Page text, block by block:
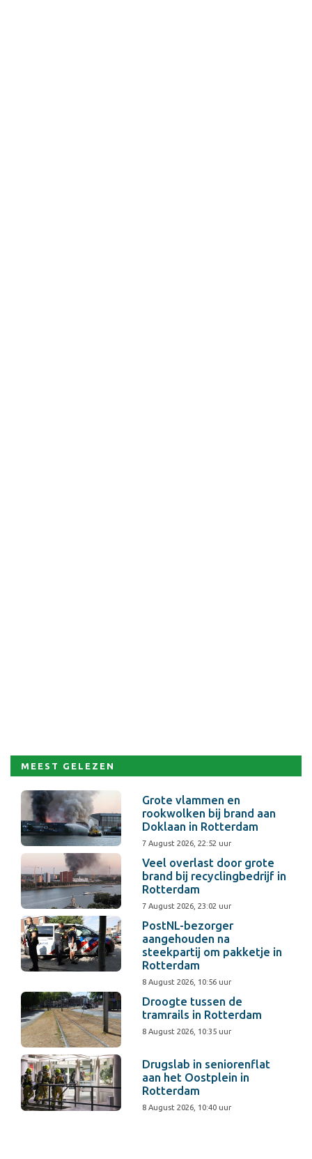
MEEST GELEZEN
Grote vlammen en
rookwolken bij brand aan
Doklaan in Rotterdam
7 August 2026, 22:52 uur
Veel overlast door grote
brand bij recyclingbedrijf in
Rotterdam
7 August 2026, 23:02 uur
PostNL-bezorger
aangehouden na
steekpartij om pakketje in
Rotterdam
8 August 2026, 10:56 uur
Droogte tussen de
tramrails in Rotterdam
8 August 2026, 10:35 uur
Drugslab in seniorenflat
aan het Oostplein in
Rotterdam
8 August 2026, 10:40 uur